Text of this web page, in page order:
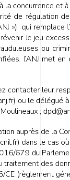
concurrence et
de régulation
»), qui
le jeu
ou
l’ANJ met
contacter leur
ou le délégué
;
auprès de la
dans le cas
679 du
des
(règlement